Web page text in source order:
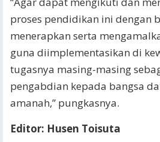
proses pendidikan ini dengan
menerapkan serta
guna diimplementasikan di
tugasnya masing-masing
pengabdian kepada bangsa
amanah,” pungkasnya.
Editor: Husen Toisuta